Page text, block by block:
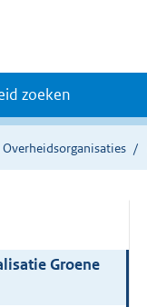
zoeken
Overheidsorganisaties
Groene